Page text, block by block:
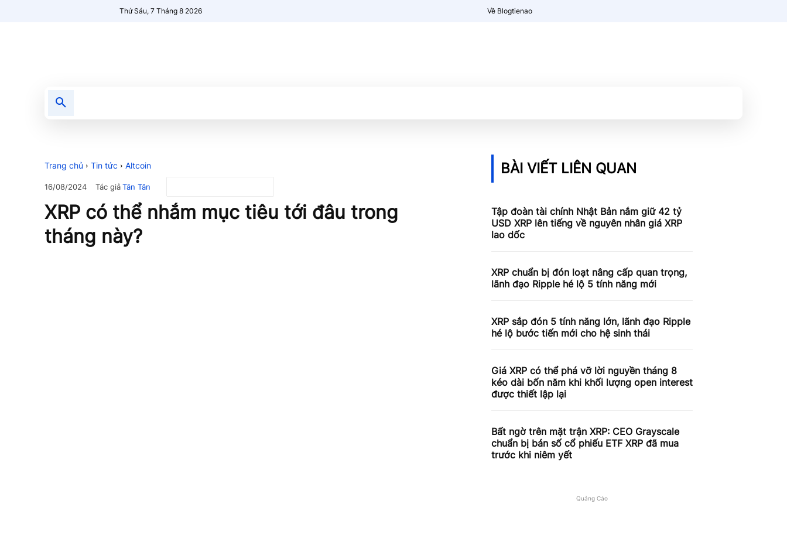
Thứ Sáu, 7 Tháng 8 2026 Về Blogtienao
Trang chủ Tin tức Altcoin
16/08/2024 Tác giảTân Tân
XRP có thể nhắm mục tiêu tới đâu trong
tháng này?
BÀI VIẾT LIÊN QUAN
Tập đoàn tài chính Nhật Bản nắm giữ 42 tỷ
USD XRP lên tiếng về nguyên nhân giá XRP
lao dốc
XRP chuẩn bị đón loạt nâng cấp quan trọng,
lãnh đạo Ripple hé lộ 5 tính năng mới
XRP sắp đón 5 tính năng lớn, lãnh đạo Ripple
hé lộ bước tiến mới cho hệ sinh thái
Giá XRP có thể phá vỡ lời nguyền tháng 8
kéo dài bốn năm khi khối lượng open interest
được thiết lập lại
Bất ngờ trên mặt trận XRP: CEO Grayscale
chuẩn bị bán số cổ phiếu ETF XRP đã mua
trước khi niêm yết
Quảng Cáo